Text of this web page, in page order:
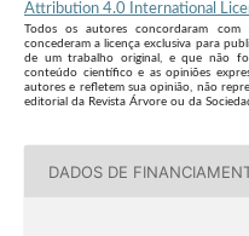
Attribution 4.0 International
Todos os autores concordaram
concederam a licença exclusiva para
de um trabalho original, e que não
conteúdo científico e as opiniões
autores e refletem sua opinião, não
editorial da Revista Árvore ou da
DADOS DE